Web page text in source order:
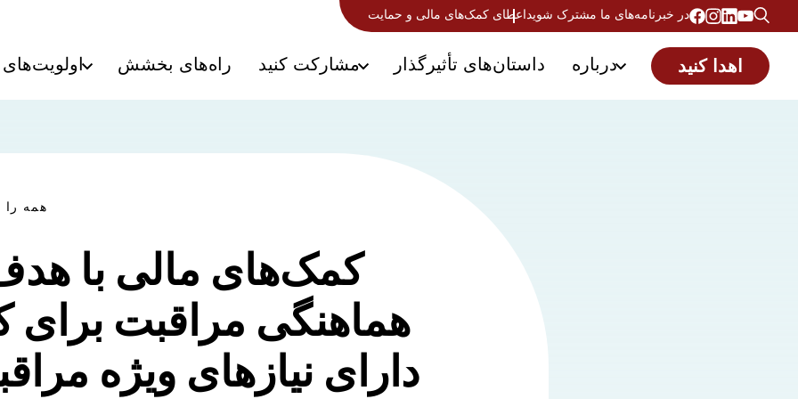
اعطای کمک‌های مالی و حمایتدر خبرنامه‌های ما مشترک شوید
اولویت‌های راه‌های بخشش مشارکت کنید داستان‌های تأثیرگذار درباره اهدا کنید
همه را
کمک‌های مالی با
هماهنگی مراقبت برای
دارای نیازهای ویژه